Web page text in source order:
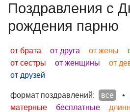
Поздравления с
рождения парню
от брата от друга от жены
от сестры
от женщины от
от друзей
формат поздравлений: все •
матерные
бесплатные